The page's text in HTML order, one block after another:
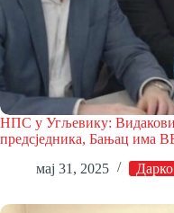
НПС у Угљевику:
предсједника, Бањац
мај 31, 2025